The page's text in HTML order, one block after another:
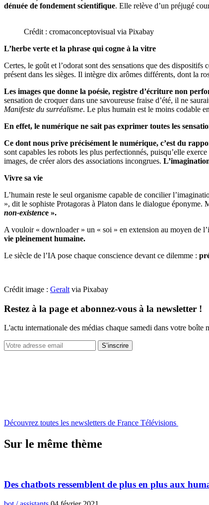
dénuée de fondement scientifique. Elle relève d’un préjugé
Crédit : cromaconceptovisual via Pixabay
L’herbe verte et la phrase qui cogne à la vitre
Certes, le goût et l’odorat sont des sensations que des
présent dans les sièges. Il intègre dix arômes différents, dont la
Les images que donne la poésie, registre d’écriture non
sensation de croquer dans une savoureuse fraise d’été, il ne
Manifeste du surréalisme. Le plus humain est le moins codable
En effet, le numérique ne sait pas exprimer toutes les
Ce dont nous prive précisément le numérique, c’est du
sont capables les robots les plus perfectionnés, puisqu’elle
images, de créer alors des associations incongrues.
Vivre sa vie
L’humain reste le seul organisme capable de concilier
», dit le sophiste Protagoras à Platon dans le dialogue éponyme.
non-existence ».
A vouloir « downloader » un « soi » en extension au moyen de
vie pleinement humaine.
Le siècle de l’IA pose chaque conscience devant ce dilemme :
Crédit image : Geralt via Pixabay
Restez à la page et abonnez-vous à la newsletter !
L'actu internationale des médias chaque samedi dans votre boîte
S’inscrire
Découvrez toutes les newsletters de France Télévisions
Sur le même thème
Des chatbots ressemblent de plus en plus aux